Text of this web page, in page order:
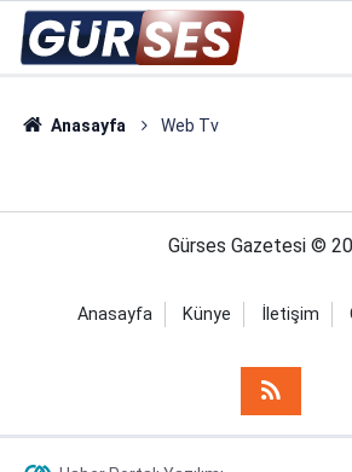
Anasayfa Web Tv
Gürses Gazetesi ©
Anasayfa Künye İletişim